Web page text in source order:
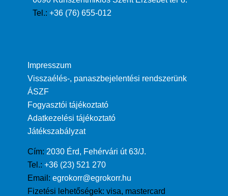
Tel.: +36 (76) 655-012
Impresszum
Visszaélés-, panaszbejelentési rendszerünk
ÁSZF
Fogyasztói tájékoztató
Adatkezelési tájékoztató
Játékszabályzat
Cím: 2030 Érd, Fehérvári út 63/J.
Tel.: +36 (23) 521 270
Email: egrokorr@egrokorr.hu
Fizetési lehetőségek: visa, mastercard